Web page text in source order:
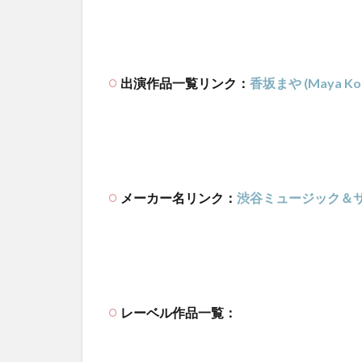
出演作品一覧リンク： 香坂まや (Maya
メーカー名リンク： 渋谷ミュージック＆
レーベル作品一覧：